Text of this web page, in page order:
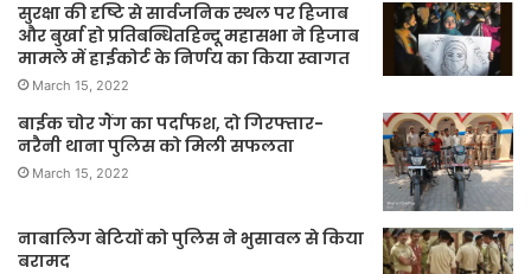
सुरक्षा की दृष्टि से सार्वजनिक स्थल पर हिजाब
और बुर्खा हो प्रतिबन्धितहिन्दू महासभा ने हिजाब
मामले में हाईकोर्ट के निर्णय का किया स्वागत
March 15, 2022
बाईक चोर गैंग का पर्दाफश, दो गिरफ्तार-
नरैनी थाना पुलिस को मिली सफलता
March 15, 2022
नाबालिग बेटियों को पुलिस ने भुसावल से किया
बरामद